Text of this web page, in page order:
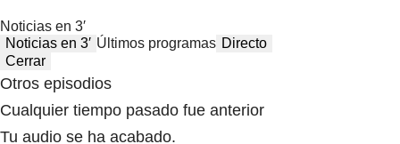
Noticias en 3′
Noticias en 3′ Últimos programas Directo
Cerrar
Otros episodios
Cualquier tiempo pasado fue anterior
Tu audio se ha acabado.